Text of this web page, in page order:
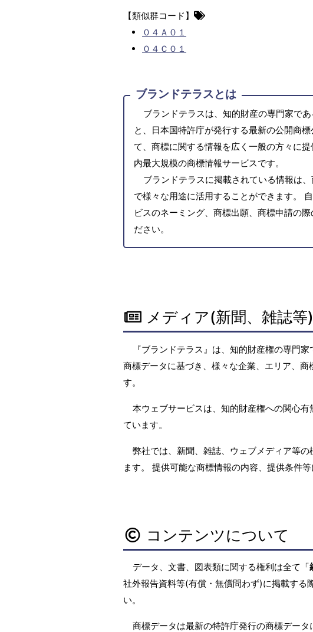
【類似群コード】
０４Ａ０１
０４Ｃ０１
ブランドテラスとは
ブランドテラスは、知的財産の専門家で
と、日本国特許庁が発行する最新の公開商
て、商標に関する情報を広く一般の方々に
内最大規模の商標情報サービスです。
ブランドテラスに掲載されている情報は
で様々な用途に活用することができます。
ビスのネーミング、商標出願、商標申請の
ださい。
メディア(新聞、雑誌
『ブランドテラス』は、知的財産権の専門
商標データに基づき、様々な企業、エリア、
す。
本ウェブサービスは、知的財産権への関心
ています。
弊社では、新聞、雑誌、ウェブメディア等
ます。 提供可能な商標情報の内容、提供条件
コンテンツについて
データ、文書、図表類に関する権利は全て「
社外報告資料等(有償・無償問わず)に掲載する
い。
商標データは最新の特許庁発行の商標デー